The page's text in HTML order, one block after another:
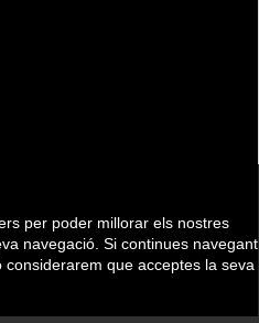
per poder millorar els nostres
navegació. Si continues navegant
que acceptes la seva